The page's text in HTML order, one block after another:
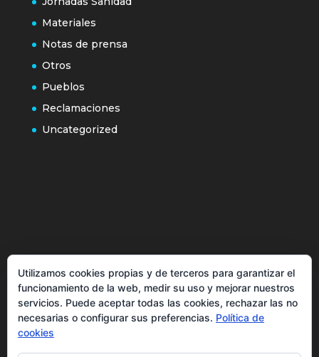
Materiales
Notas de prensa
Otros
Pueblos
Reclamaciones
Uncategorized
Más información sobre las cookies
Inicio
Política de privacidad
Utilizamos cookies propias y de terceros para garantizar el
funcionamiento de la web, medir su uso y mejorar nuestros
servicios. Puede aceptar todas las cookies, rechazar las no
necesarias o configurar sus preferencias. Política de
cookies